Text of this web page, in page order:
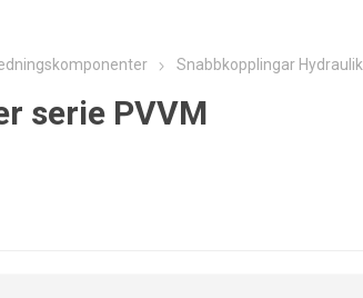
Snabbkopplingar Hydraulik
serie PVVM